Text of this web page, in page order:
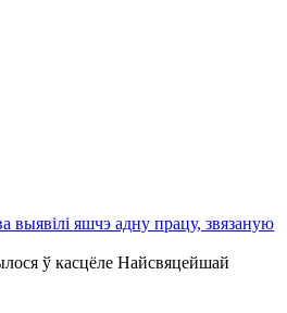
яшчэ адну працу, звязаную
ў касцёле Найсвяцейшай